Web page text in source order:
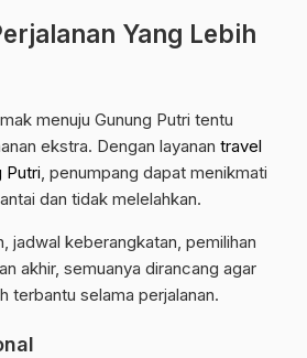
Yang Lebih
menuju Gunung Putri tentu
ekstra. Dengan layanan travel
Putri, penumpang dapat menikmati
dan tidak melelahkan.
jadwal keberangkatan, pemilihan
akhir, semuanya dirancang agar
terbantu selama perjalanan.